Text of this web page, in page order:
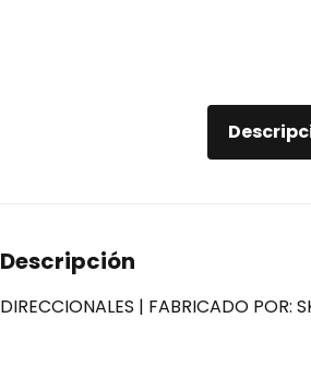
Descripción
DIRECCIONALES | FABRICADO POR: